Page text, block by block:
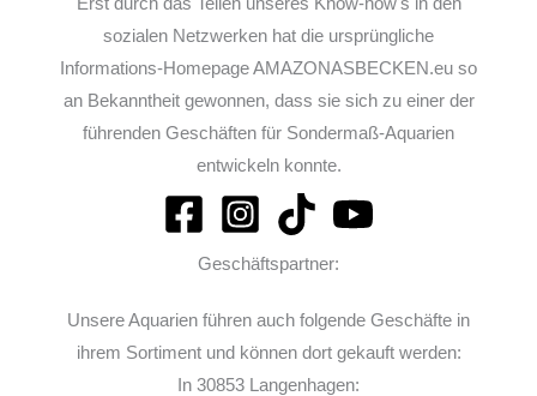
sozialen Netzwerken hat die ursprüngliche
Informations-Homepage AMAZONASBECKEN.eu so
an Bekanntheit gewonnen, dass sie sich zu einer der
führenden Geschäften für Sondermaß-Aquarien
entwickeln konnte.
Geschäftspartner:
Unsere Aquarien führen auch folgende Geschäfte in
ihrem Sortiment und können dort gekauft werden:
In 30853 Langenhagen: